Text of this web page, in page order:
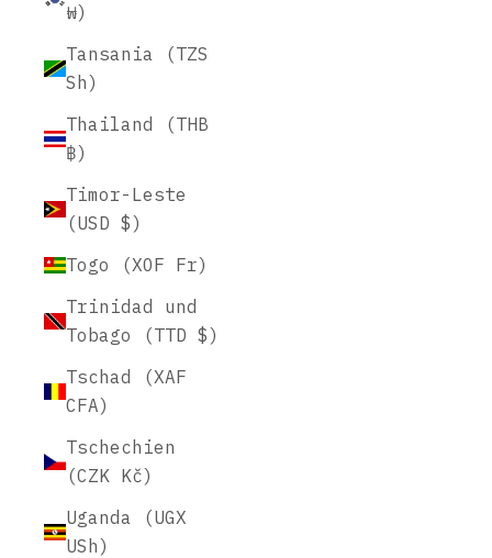
₩)
Tansania (TZS
Sh)
Thailand (THB
฿)
Timor-Leste
(USD $)
Togo (XOF Fr)
Trinidad und
Tobago (TTD $)
Tschad (XAF
CFA)
Tschechien
(CZK Kč)
Uganda (UGX
USh)